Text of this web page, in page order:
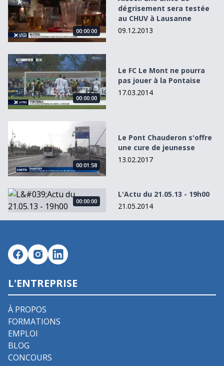
00:00:00
dégrisement sera testée
au CHUV à Lausanne
09.12.2013
Le FC Le Mont ne pourra pas jouer à la Pontaise
00:00:00
Le FC Le Mont ne pourra
pas jouer à la Pontaise
17.03.2014
Le Pont Chauderon s&#039;offre une cure de jeunesse
00:01:58
Le Pont Chauderon s'offre
une cure de jeunesse
13.02.2017
L&#039;Actu du 21.05.13 - 19h00
00:00:00
L'Actu du 21.05.13 - 19h00
21.05.2014
L'ENTREPRISE
À PROPOS
FORMATIONS
EMPLOI
BLOG
CONCOURS